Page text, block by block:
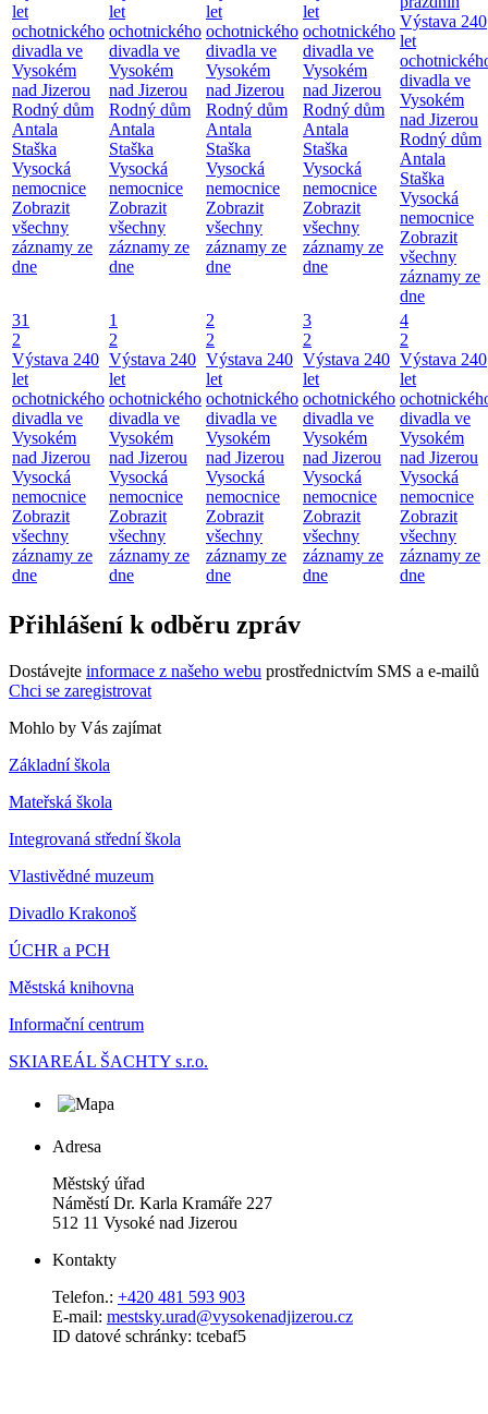
let
ochotnického
divadla ve
Vysokém
nad Jizerou
Rodný dům
Antala
Staška
Vysocká
nemocnice
Zobrazit
všechny
záznamy ze
dne
let
ochotnického
divadla ve
Vysokém
nad Jizerou
Rodný dům
Antala
Staška
Vysocká
nemocnice
Zobrazit
všechny
záznamy ze
dne
let
ochotnického
divadla ve
Vysokém
nad Jizerou
Rodný dům
Antala
Staška
Vysocká
nemocnice
Zobrazit
všechny
záznamy ze
dne
let
ochotnického
divadla ve
Vysokém
nad Jizerou
Rodný dům
Antala
Staška
Vysocká
nemocnice
Zobrazit
všechny
záznamy ze
dne
Výstava 240
let
divadla ve
Vysokém
nad Jizerou
Rodný dům
Antala
Staška
Vysocká
nemocnice
Zobrazit
všechny
záznamy ze
dne
31
2
Výstava 240
let
ochotnického
divadla ve
Vysokém
nad Jizerou
Vysocká
nemocnice
Zobrazit
všechny
záznamy ze
dne
1
2
Výstava 240
let
ochotnického
divadla ve
Vysokém
nad Jizerou
Vysocká
nemocnice
Zobrazit
všechny
záznamy ze
dne
2
2
Výstava 240
let
ochotnického
divadla ve
Vysokém
nad Jizerou
Vysocká
nemocnice
Zobrazit
všechny
záznamy ze
dne
3
2
Výstava 240
let
ochotnického
divadla ve
Vysokém
nad Jizerou
Vysocká
nemocnice
Zobrazit
všechny
záznamy ze
dne
4
2
Výstava 240
let
divadla ve
Vysokém
nad Jizerou
Vysocká
nemocnice
Zobrazit
všechny
záznamy ze
dne
Přihlášení k odběru zpráv
Dostávejte informace z našeho webu prostřednictvím SMS a e-mailů
Chci se zaregistrovat
Mohlo by Vás zajímat
Základní škola
Mateřská škola
Integrovaná střední škola
Vlastivědné muzeum
Divadlo Krakonoš
ÚCHR a PCH
Městská knihovna
Informační centrum
SKIAREÁL ŠACHTY s.r.o.
Adresa
Městský úřad
Náměstí Dr. Karla Kramáře 227
512 11 Vysoké nad Jizerou
Kontakty
Telefon.: +420 481 593 903
E-mail: mestsky.urad@vysokenadjizerou.cz
ID datové schránky: tcebaf5